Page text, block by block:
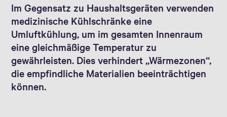
Im Gegensatz zu Haushaltsgeräten verwenden
medizinische Kühlschränke eine
Umluftkühlung, um im gesamten Innenraum
eine gleichmäßige Temperatur zu
gewährleisten. Dies verhindert „Wärmezonen“,
die empfindliche Materialien beeinträchtigen
können.